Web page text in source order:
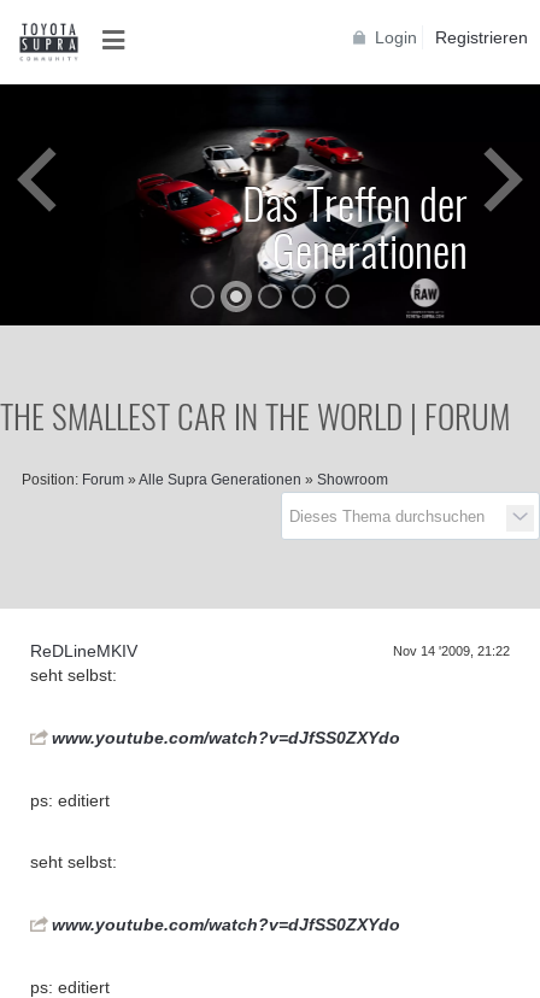
Login Registrieren
D
a
s
T
r
e
f
f
e
n
d
e
r
G
e
n
e
r
a
t
i
o
n
e
n
Das Treffen der
Generationen
THE SMALLEST CAR IN THE WORLD | FORUM
Position: Forum » Alle Supra Generationen » Showroom
ReDLineMKIV Nov 14 '2009, 21:22
seht selbst:
www.youtube.com/watch?v=dJfSS0ZXYdo
ps: editiert
seht selbst:
www.youtube.com/watch?v=dJfSS0ZXYdo
ps: editiert